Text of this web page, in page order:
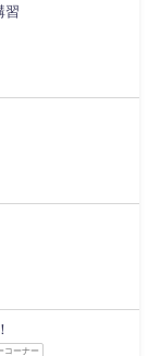
習
コーナー